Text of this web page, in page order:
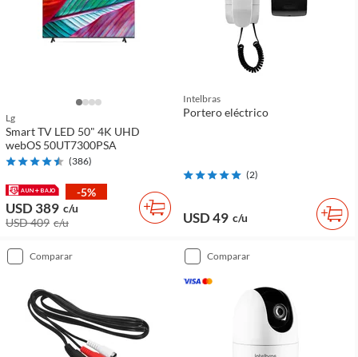
Lg
Smart TV LED 50" 4K UHD
webOS 50UT7300PSA
(386)
-5%
USD 389 c/u
USD 409 c/u
Intelbras
Portero eléctrico
(2)
USD 49 c/u
comparar comparar